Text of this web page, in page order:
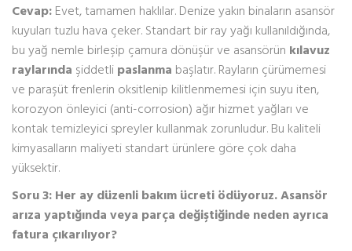
Cevap: Evet, tamamen haklılar. Denize yakın binaların asansör
kuyuları tuzlu hava çeker. Standart bir ray yağı kullanıldığında,
bu yağ nemle birleşip çamura dönüşür ve asansörün kılavuz
raylarında şiddetli paslanma başlatır. Rayların çürümemesi
ve paraşüt frenlerin oksitlenip kilitlenmemesi için suyu iten,
korozyon önleyici (anti-corrosion) ağır hizmet yağları ve
kontak temizleyici spreyler kullanmak zorunludur. Bu kaliteli
kimyasalların maliyeti standart ürünlere göre çok daha
yüksektir.
Soru 3: Her ay düzenli bakım ücreti ödüyoruz. Asansör
arıza yaptığında veya parça değiştiğinde neden ayrıca
fatura çıkarılıyor?